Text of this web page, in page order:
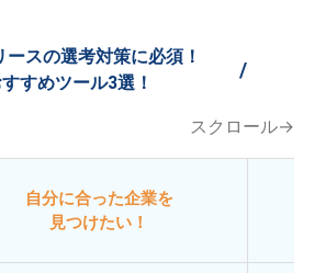
ースの選考対策に必須！
すめツール3選！
/
スクロール→
自分に合った企業を
見つけたい！